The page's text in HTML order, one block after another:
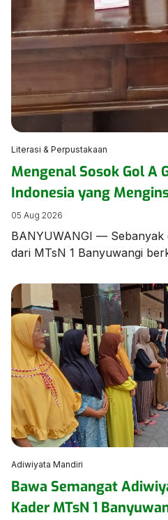
Literasi & Perpustakaan
Mengenal Sosok Gol A
Indonesia yang
Banyuwangi dalam
Mini
05 Aug 2026
BANYUWANGI —
dari MTsN 1 Banyuwangi
Menulis Fiksi yang
Perpustakaan dan
Banyuwangi berkolaborasi
Kabupaten Banyuwangi.
menghadirkan sastrawan
sekaligus Duta Baca
Komunitas Sahabat Gol […]
Adiwiyata Mandiri
Bawa Semangat
Kader MTsN 1